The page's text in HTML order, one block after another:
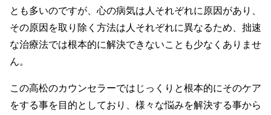
とも多いのですが、心の病気は人それぞれに原因があり、
その原因を取り除く方法は人それぞれに異なるため、拙速
な治療法では根本的に解決できないことも少なくありませ
ん。
この高松のカウンセラーではじっくりと根本的にそのケア
をする事を目的としており、様々な悩みを解決する事から